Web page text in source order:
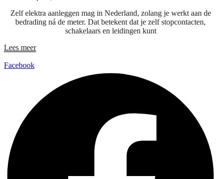
Zelf elektra aanleggen mag in Nederland, zolang je werkt aan de
bedrading ná de meter. Dat betekent dat je zelf stopcontacten,
schakelaars en leidingen kunt
Lees meer
Facebook